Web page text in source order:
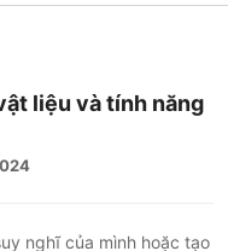
liệu và tính năng
nghĩ của mình hoặc tạo